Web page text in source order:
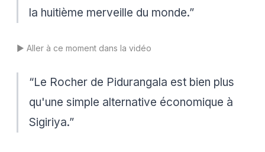
la huitième merveille du monde.”
▶️ Aller à ce moment dans la vidéo
“Le Rocher de Pidurangala est bien plus
qu'une simple alternative économique à
Sigiriya.”